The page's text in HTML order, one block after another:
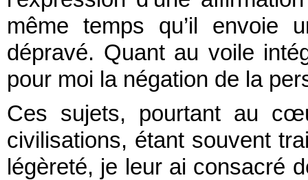
même temps qu’il envoie
dépravé. Quant au voile
pour moi la négation de la
Ces sujets, pourtant au
civilisations, étant souvent
légèreté, je leur ai consacré